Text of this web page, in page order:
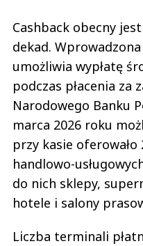
Cashback obecny
dekad.
umożliwia wypłatę
podczas płacenia za
Narodowego Banku
marca 2026 roku
przy kasie
handlowo-
do nich sklepy,
hotele i salony
Liczba terminali